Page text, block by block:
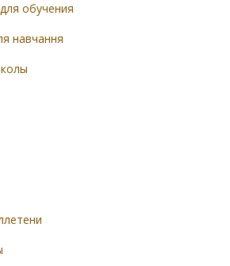
обучения
навчання